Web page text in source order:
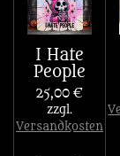
I Hate
People
25,00 €
zzgl.
Versandkosten